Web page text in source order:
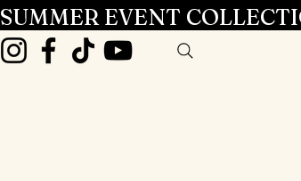
SUMMER EVENT